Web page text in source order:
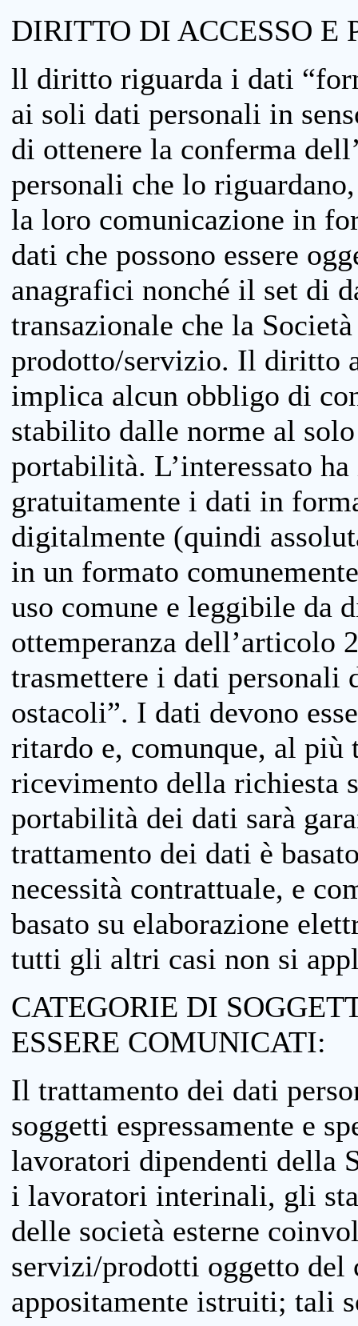
DIRITTO DI ACCESSO
ll diritto riguarda i dati
ai soli dati personali in
di ottenere la conferma
personali che lo
la loro comunicazione in
dati che possono essere
anagrafici nonché il set di
transazionale che la
prodotto/servizio. Il diritto
implica alcun obbligo di
stabilito dalle norme al
portabilità. L’interessato
gratuitamente i dati in
digitalmente (quindi
in un formato
uso comune e leggibile da
ottemperanza dell’articolo
trasmettere i dati personali
ostacoli”. I dati devono
ritardo e, comunque, al più
ricevimento della richiesta
portabilità dei dati sarà
trattamento dei dati è
necessità contrattuale, e
basato su elaborazione
tutti gli altri casi non si
CATEGORIE DI
ESSERE COMUNICATI:
Il trattamento dei dati
soggetti espressamente e
lavoratori dipendenti della
i lavoratori interinali, gli
delle società esterne
servizi/prodotti oggetto
appositamente istruiti; tali